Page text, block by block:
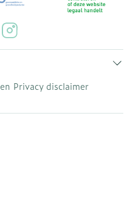
Privacy disclaimer